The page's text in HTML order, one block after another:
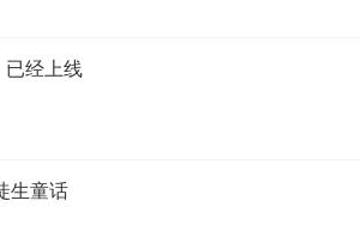
已经上线
生童话